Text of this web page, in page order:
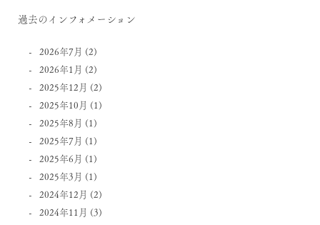
過去のインフォメーション
2026年7月 (2)
2026年1月 (2)
2025年12月 (2)
2025年10月 (1)
2025年8月 (1)
2025年7月 (1)
2025年6月 (1)
2025年3月 (1)
2024年12月 (2)
2024年11月 (3)